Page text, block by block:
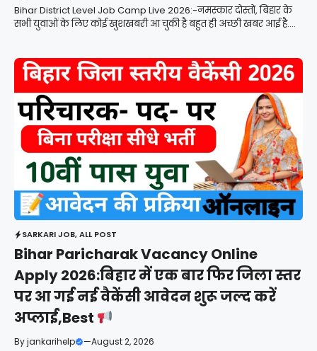
Bihar District Level Job Camp Live 2026:-नमस्कार दोस्तों, बिहार के
सभी युवाओं के लिए कोई खुशखबरी आ चुकी है बहुत ही अच्छी खबर आई है....
SARKARI JOB,ALL POST
Bihar Paricharak Vacancy Online
Apply 2026:बिहार में एक बार फिर जिला स्तर
पर आ गई नई वैकेंसी आवेदन शुरू जल्द करें
अप्लाई,Best
Byjankarihelp —August 2, 2026